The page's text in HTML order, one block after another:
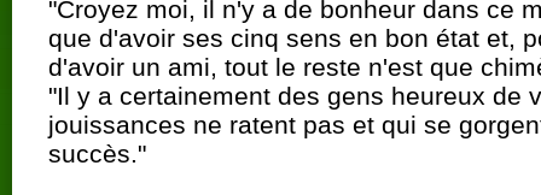
"Croyez moi, il n'y a de bonheur dans ce
que d'avoir ses cinq sens en bon état et,
d'avoir un ami, tout le reste n'est que
"Il y a certainement des gens heureux de
jouissances ne ratent pas et qui se
succès."